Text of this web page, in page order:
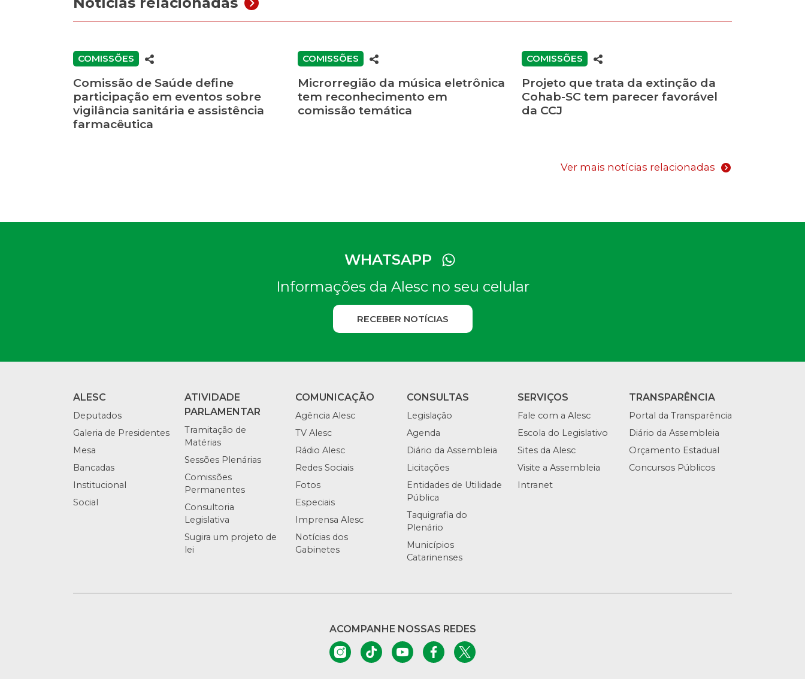
COMISSÕES
Comissão de Saúde define
participação em eventos sobre
vigilância sanitária e assistência
farmacêutica
COMISSÕES
Microrregião da música eletrônica
tem reconhecimento em
comissão temática
COMISSÕES
Projeto que trata da extinção da
Cohab-SC tem parecer favorável
da CCJ
Ver mais notícias relacionadas
WHATSAPP
Informações da Alesc no seu celular
RECEBER NOTÍCIAS
ALESC
Deputados
Galeria de Presidentes
Mesa
Bancadas
Institucional
Social
ATIVIDADE
PARLAMENTAR
Tramitação de
Matérias
Sessões Plenárias
Comissões
Permanentes
Consultoria
Legislativa
Sugira um projeto de
lei
COMUNICAÇÃO
Agência Alesc
TV Alesc
Rádio Alesc
Redes Sociais
Fotos
Especiais
Imprensa Alesc
Notícias dos
Gabinetes
CONSULTAS
Legislação
Agenda
Diário da Assembleia
Licitações
Entidades de Utilidade
Pública
Taquigrafia do
Plenário
Municípios
Catarinenses
SERVIÇOS
Fale com a Alesc
Escola do Legislativo
Sites da Alesc
Visite a Assembleia
Intranet
TRANSPARÊNCIA
Portal da Transparência
Diário da Assembleia
Orçamento Estadual
Concursos Públicos
ACOMPANHE NOSSAS REDES